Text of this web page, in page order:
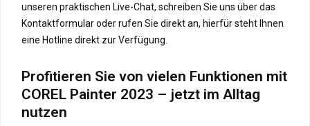
unseren praktischen Live-Chat, schreiben Sie uns über das
Kontaktformular oder rufen Sie direkt an, hierfür steht Ihnen
eine Hotline direkt zur Verfügung.
Profitieren Sie von vielen Funktionen mit
COREL Painter 2023 – jetzt im Alltag
nutzen